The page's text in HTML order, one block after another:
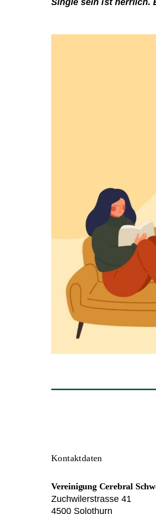
Single sein ist herrlich.
Kontaktdaten
Vereinigung Cerebral
Zuchwilerstrasse 41
4500 Solothurn